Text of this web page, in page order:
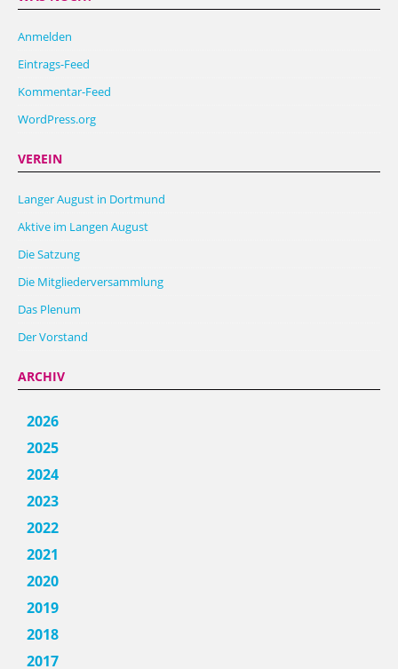
Anmelden
Eintrags-Feed
Kommentar-Feed
WordPress.org
VEREIN
Langer August in Dortmund
Aktive im Langen August
Die Satzung
Die Mitgliederversammlung
Das Plenum
Der Vorstand
ARCHIV
2026
2025
2024
2023
2022
2021
2020
2019
2018
2017